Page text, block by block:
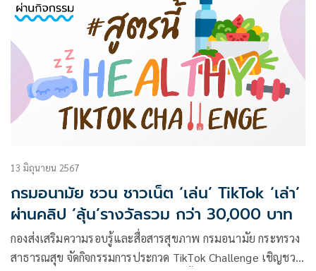
เคิล แกรนด์ คอนเวนชั่น กรุงเทพมหานคร โดยมี นายพัฒนา
พร้อมพัฒน์ รัฐมนตรีว่าการกระทรวงสาธารณสุข นายวรโชติ
สุคนธ์ขจร
13 มิถุนายน 2567
กรมอนามัย ชวน ชาวเน็ต ‘เล่น’ TikTok ‘เล่า’
ผ่านคลิป ‘ลุ้น’รางวัลรวม กว่า 30,000 บาท
กองส่งเสริมความรอบรู้และสื่อสารสุขภาพ กรมอนามัย กระทรวง
สาธารณสุข จัดกิจกรรมการประกวด TikTok Challenge เชิญชวน